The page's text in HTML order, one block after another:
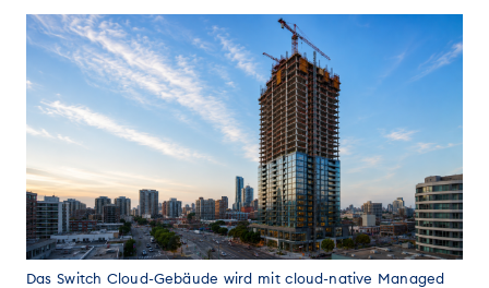
Das Switch Cloud-Gebäude wird mit cloud-native Managed